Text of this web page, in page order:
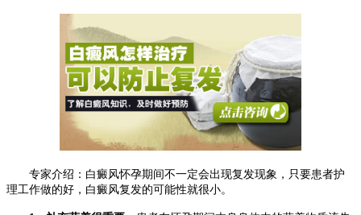
专家介绍：白癜风怀孕期间不一定会出现复发现象，只要患者护
理工作做的好，白癜风复发的可能性就很小。